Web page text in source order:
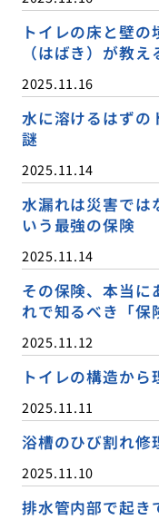
トイレの床と壁
（はばき）が教
2025.11.16
水に溶けるはずの
謎
2025.11.14
水漏れは災害では
いう最強の保険
2025.11.14
その保険、本当に
れで知るべき「保
2025.11.12
トイレの構造か
2025.11.11
浴槽のひび割れ修
2025.11.10
排水管内部で起き